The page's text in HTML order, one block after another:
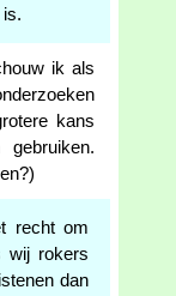
ik als
kans
recht om
wij rokers
dan